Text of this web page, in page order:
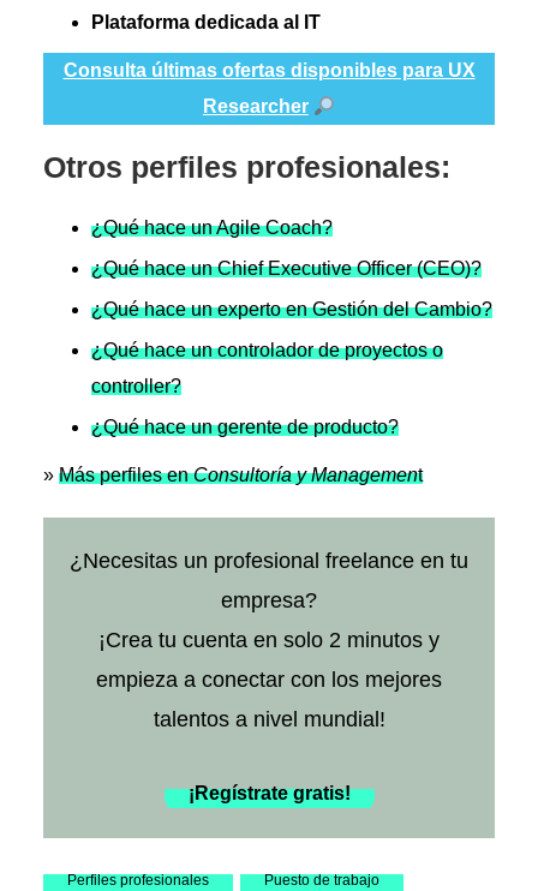
Plataforma dedicada al IT
Consulta últimas ofertas disponibles para UX
Researcher
Otros perfiles profesionales:
¿Qué hace un Agile Coach?
¿Qué hace un Chief Executive Officer (CEO)?
¿Qué hace un experto en Gestión del Cambio?
¿Qué hace un controlador de proyectos o
controller?
¿Qué hace un gerente de producto?
» Más perfiles enConsultoría y Management
¿Necesitas un profesional freelance en tu
empresa?
¡Crea tu cuenta en solo 2 minutos y
empieza a conectar con los mejores
talentos a nivel mundial!
¡Regístrate gratis!
Perfiles profesionales Puesto de trabajo